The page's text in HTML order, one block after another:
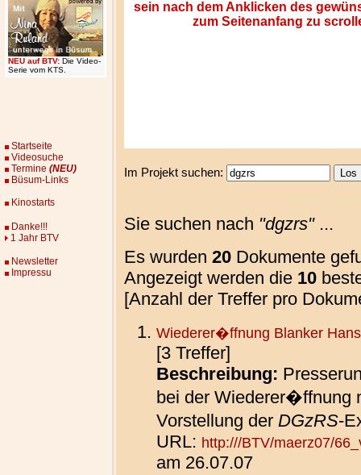
NEU auf BTV: Die Video-
Serie vom KTS.
Startseite
Videosuche
Termine (NEU)
Büsum-Links
Kinostarts
Danke!!!
1 Jahr BTV
Newsletter
Impressu
Im Projekt suchen:
Sie suchen nach "dgzrs"...
Es wurden 20 Dokumente
Angezeigt werden die 10
[Anzahl der Treffer pro
Wiederer�ffnung Blanker
[3 Treffer]
Beschreibung:
bei der Wiederer�ffnung
Vorstellung der DGzRS-
URL: http:///BTV/maerz07/
am 26.07.07